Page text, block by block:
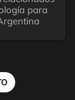
para